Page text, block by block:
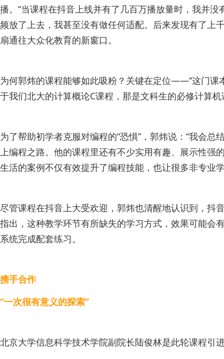
播。“当课程在抖音上线并有了几百万播放量时，我并
频放了上去，我甚至没有做任何适配。后来发现有了上
扇通往大众化教育的新窗口。
为何郭炜的课程能够如此吸粉？关键在定位——“这门课
于我们北大的计算概论C课程，那是文科生的必修计算
为了帮助初学者克服对编程的“恐惧”，郭炜说：“我会
上编程之路。他的课程里还有不少实用有趣、展示性
生活的案例不仅有效提升了编程技能，也让很多非专
尽管课程在抖音上大受欢迎，郭炜也清醒地认识到，抖
指出，这种教学环节有所缺失的学习方式，效果可能会
系统完成配套练习。
携手合作
“一次很有意义的探索”
北京大学信息科学技术学院副院长陆俊林是此轮课程引